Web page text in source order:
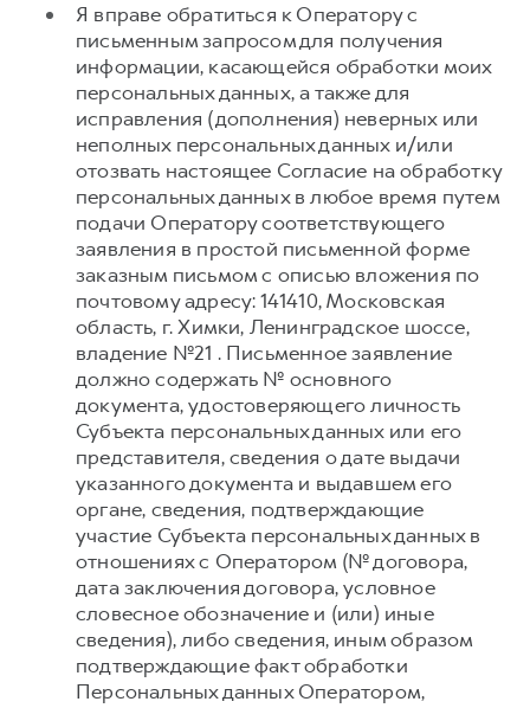
Я вправе обратиться к Оператору с
письменным запросом для получения
информации, касающейся обработки моих
персональных данных, а также для
исправления (дополнения) неверных или
неполных персональных данных и/или
отозвать настоящее Согласие на обработку
персональных данных в любое время путем
подачи Оператору соответствующего
заявления в простой письменной форме
заказным письмом с описью вложения по
почтовому адресу: 141410, Московская
область, г. Химки, Ленинградское шоссе,
владение №21 . Письменное заявление
должно содержать № основного
документа, удостоверяющего личность
Субъекта персональных данных или его
представителя, сведения о дате выдачи
указанного документа и выдавшем его
органе, сведения, подтверждающие
участие Субъекта персональных данных в
отношениях с Оператором (№ договора,
дата заключения договора, условное
словесное обозначение и (или) иные
сведения), либо сведения, иным образом
подтверждающие факт обработки
Персональных данных Оператором,